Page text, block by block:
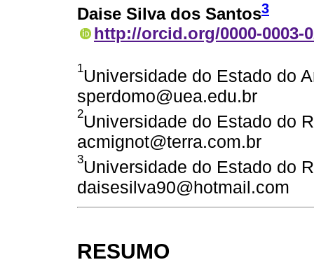
Daise Silva dos Santos3
http://orcid.org/0000-0003-
1Universidade do Estado do
sperdomo@uea.edu.br
2Universidade do Estado do
acmignot@terra.com.br
3Universidade do Estado do
daisesilva90@hotmail.com
RESUMO